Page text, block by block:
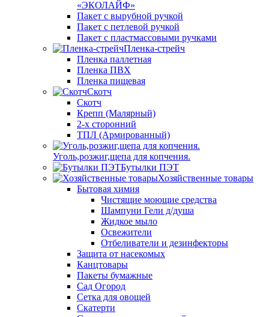
«ЭКОЛАЙФ»
Пакет с вырубной ручкой
Пакет с петлевой ручкой
Пакет с пластмассовыми ручками
Пленка-стрейч
Пленка паллетная
Пленка ПВХ
Пленка пищевая
Скотч
Скотч
Крепп (Малярный)
2-х сторонний
ТПЛ (Армированный)
Уголь,розжиг,щепа для копчения.
Бутылки ПЭТ
Хозяйственные товары
Бытовая химия
Чистящие моющие средства
Шампуни Гели д/душа
Жидкое мыло
Освежители
Отбеливатели и дезинфекторы
Защита от насекомых
Канцтовары
Пакеты бумажные
Сад Огород
Сетка для овощей
Скатерти